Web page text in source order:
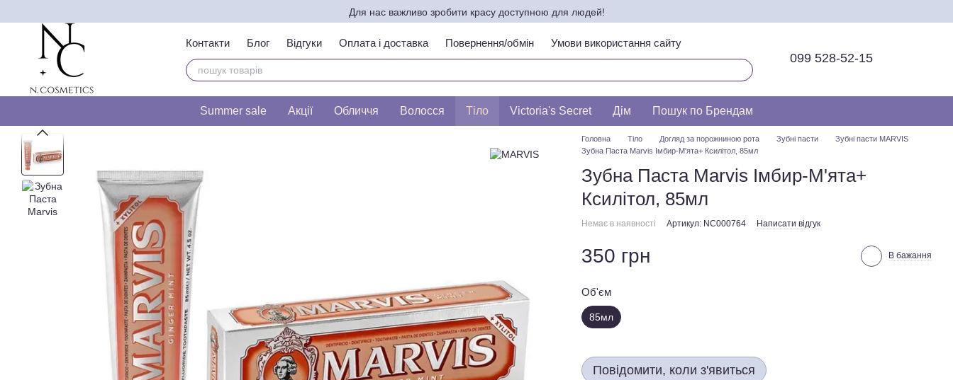
Для нас важливо зробити красу доступною для людей!
Контакти Блог Відгуки Оплата і доставка Повернення/обмін
Умови використання сайту
Тест на визначення типу шкіри по ЛЕСЛІ БАУМАНН
099 528-52-15
Summer sale Акції Обличчя Волосся Тіло Victoria's Secret Дім Пошук по Брендам
Головна Тіло Догляд за порожниною рота Зубні пасти
Зубні пасти MARVIS
Зубна Паста Marvis Імбир-М'ята+ Ксилітол, 85мл
Зубна Паста Marvis Імбир-М'ята+
Ксилітол, 85мл
Немає в наявності Артикул: NC000764 Написати відгук
350 грн В бажання
Об'єм
85мл
Повідомити, коли з'явиться